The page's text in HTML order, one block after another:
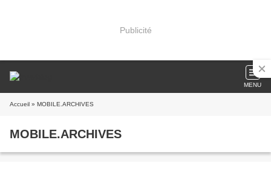
Publicité
MENU
Accueil » MOBILE.ARCHIVES
MOBILE.ARCHIVES